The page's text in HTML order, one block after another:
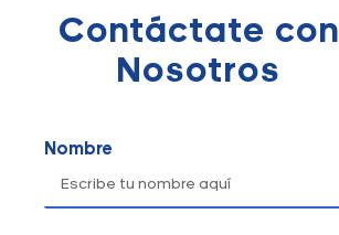
Contáctate con
Nosotros
Nombre